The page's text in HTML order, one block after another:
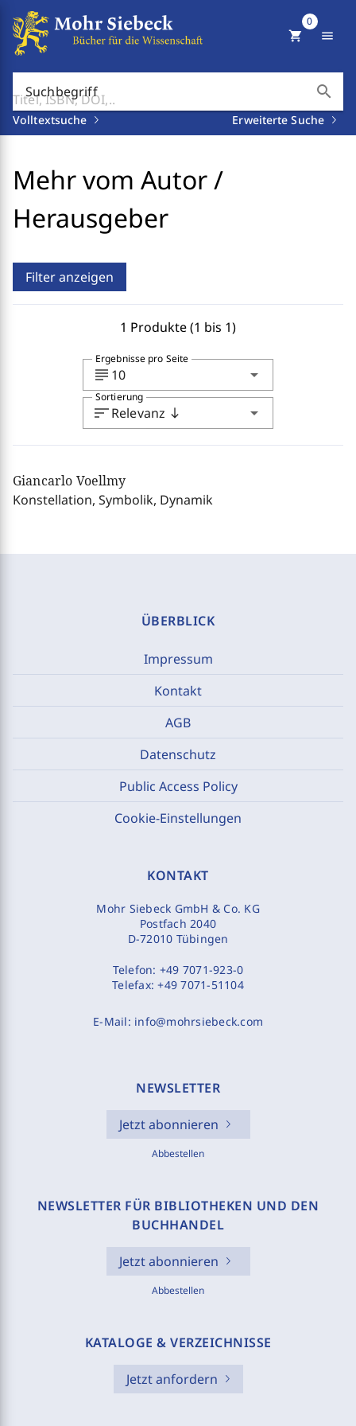
Suchbegriff search
Volltextsuche Erweiterte Suche
shopping_cart
0
menu
Mehr vom Autor /
Herausgeber
Filter anzeigen
1 Produkte (1 bis 1)
subject 10 arrow_drop_down
Ergebnisse pro Seite
sortRelevanz south arrow_drop_down
Sortierung
Giancarlo Voellmy
Konstellation, Symbolik, Dynamik
ÜBERBLICK
Impressum
Kontakt
AGB
Datenschutz
Public Access Policy
Cookie-Einstellungen
KONTAKT
Mohr Siebeck GmbH & Co. KG
Postfach 2040
D-72010 Tübingen
Telefon: +49 7071-923-0
Telefax:+49 7071-51104
E-Mail: info@mohrsiebeck.com
NEWSLETTER
Jetzt abonnieren
Abbestellen
NEWSLETTER FÜR BIBLIOTHEKEN UND DEN
BUCHHANDEL
Jetzt abonnieren
Abbestellen
KATALOGE & VERZEICHNISSE
Jetzt anfordern